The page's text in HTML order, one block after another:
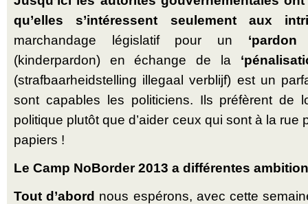
qu’elles s’intéressent seulement aux
marchandage législatif pour un
(kinderpardon) en échange de la
(strafbaarheidstelling illegaal verblijf) est un
sont capables les politiciens. Ils préfèrent de
politique plutôt que d’aider ceux qui sont à la rue
papiers !
Le Camp NoBorder 2013 a différentes
Tout d’abord nous espérons, avec cette